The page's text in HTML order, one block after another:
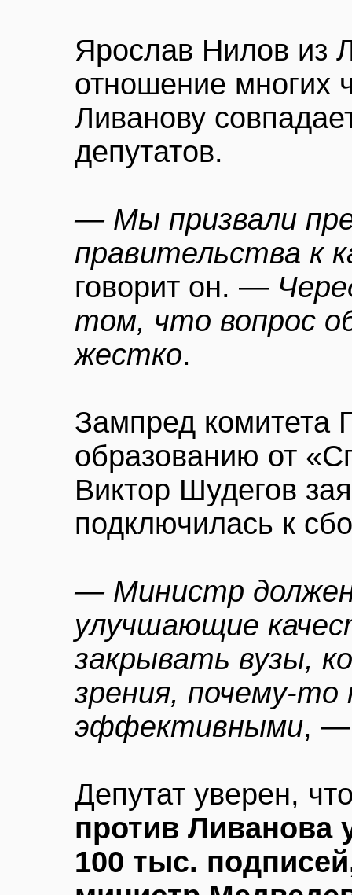
Ярослав Нилов из
отношение многих
Ливанову
депутатов.
— Мы призвали
правительства к
говорит он. —
том, что вопрос
жестко.
Зампред комитета
образованию от
Виктор Шудегов
подключилась к
— Министр
улучшающие
закрывать вузы,
зрения, почему-
эффективными, —
Депутат уверен,
против Ливанова
100 тыс.